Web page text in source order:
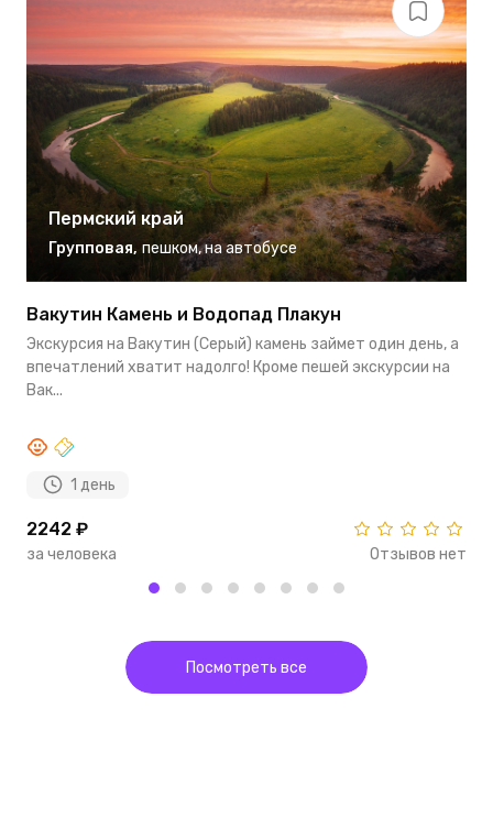
Пермский край
Групповая, пешком, на автобусе
Вакутин Камень и Водопад Плакун
Экскурсия на Вакутин (Серый) камень займет один день, а
впечатлений хватит надолго! Кроме пешей экскурсии на
Вак...
1 день
2242 ₽
за человека Отзывов нет
Посмотреть все